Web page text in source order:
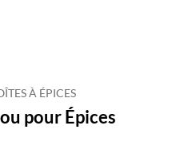
À ÉPICES
pour Épices